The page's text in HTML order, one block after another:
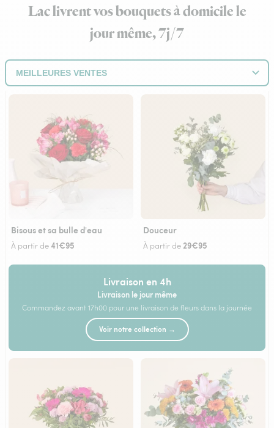
Lac livrent vos bouquets à domicile le
jour même, 7j/7
Bisous et sa bulle d'eau
À partir de41€95
Douceur
À partir de 29€95
Livraison en 4h
Livraison le jour même
Commandez avant 17h00 pour une livraison de fleurs dans la journée
Voir notre collection →